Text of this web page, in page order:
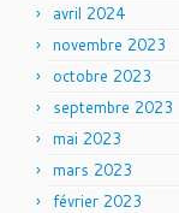
avril 2024
novembre 2023
octobre 2023
septembre 2023
mai 2023
mars 2023
février 2023